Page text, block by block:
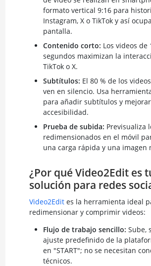
formato vertical 9:16 para
Instagram, X o TikTok y así
pantalla.
Contenido corto: Los videos de
segundos maximizan la
TikTok o X.
Subtítulos: El 80 % de los
ven en silencio. Usa
para añadir subtítulos y
accesibilidad.
Prueba de subida: Previsualiza
redimensionados en el móvil
una carga rápida y una imagen
¿Por qué Video2Edit es
solución para redes
Video2Edites la herramienta ideal
redimensionar y comprimir videos:
Flujo de trabajo sencillo: Sube,
ajuste predefinido de la
en "START"; no se necesitan
técnicos.